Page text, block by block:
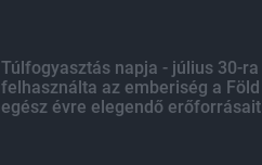
Túlfogyasztás napja - július 30-ra
felhasználta az emberiség a Föld
egész évre elegendő erőforrásait